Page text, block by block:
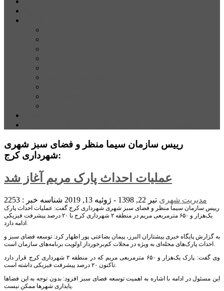
رییس سازمان سیما منظر و فضای سبز شهری
شهرداری کرج:
عملیات احداث پارک مریم آغاز شد
مدیریت شهری تیر 22, 1398 - ژوئیه 13, 2019 شناسه خبر : 2253
رییس سازمان سیما منظر و فضای سبز شهری شهرداری کرج گفت: عملیات احداث پارک
یک‌هزار و ۶۵۰ مترمربعی مریم در منطقه ۲ شهرداری کرج با ۲۰ درصد پیشرفت فیزیکی
ادامه دارد.
به گزارش پایگاه خبری پیشتازان البرز، پیمان بضاعتی پور اظهار کرد: توسعه فضای سبز و
احداث پارک‌های محله‌ای به ویژه در محلات کم‌برخوردار اولویت برنامه‌های سازمان است.
وی گفت: پارک یک‌هزار و ۶۵۰ مترمربعی مریم که در منطقه ۲ شهرداری کرج قرار دارد
تاکنون ۲۰ درصد پیشرفت فیزیکی داشته است.
این مسئول در ادامه با اشاره به اهمیت توسعه فضای سبز افزود: بدون توجه به این فضاها
پایداری شهرها ممکن نیست.